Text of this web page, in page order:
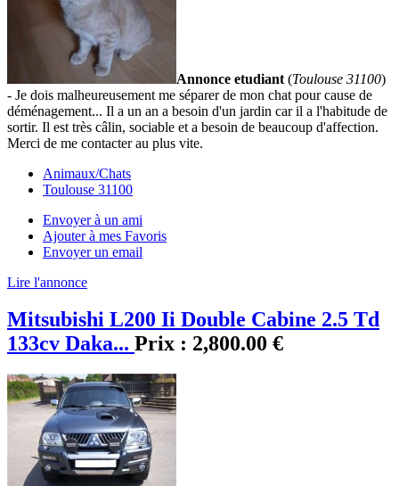
Annonce etudiant (Toulouse 31100)
- Je dois malheureusement me séparer de mon chat pour cause de
déménagement... Il a un an a besoin d'un jardin car il a l'habitude de
sortir. Il est très câlin, sociable et a besoin de beaucoup d'affection.
Merci de me contacter au plus vite.
Animaux/Chats
Toulouse 31100
Envoyer à un ami
Ajouter à mes Favoris
Envoyer un email
Lire l'annonce
Mitsubishi L200 Ii Double Cabine 2.5 Td
133cv Daka... Prix : 2,800.00 €